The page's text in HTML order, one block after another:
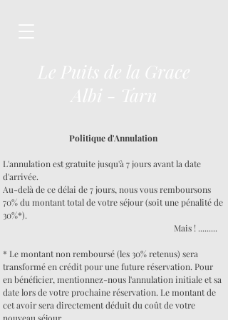
Politique d'Annulation
L'annulation est gratuite jusqu'à 7 jours avant la date
d'arrivée.
Au-delà de ce délai de 7 jours, nous vous remboursons
70% du montant total de votre séjour (soit une pénalité de
30%*).
Mais ! .........
* Le montant non remboursé (les 30% retenus) sera
transformé en crédit pour une future réservation. Pour
en bénéficier, mentionnez-nous l'annulation initiale et sa
date lors de votre prochaine réservation. Le montant de
cet avoir sera directement déduit du coût de votre